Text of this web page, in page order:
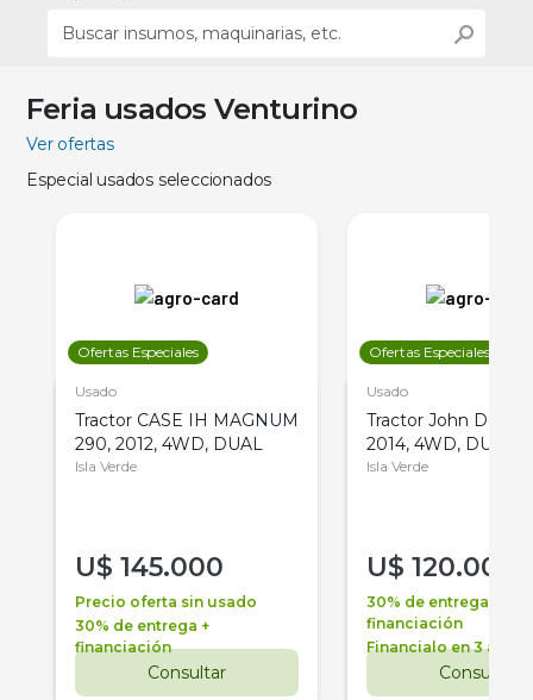
Feria usados Venturino
Ver ofertas
Especial usados seleccionados
Ofertas Especiales
Usado
Tractor CASE IH MAGNUM
290, 2012, 4WD, DUAL
Isla Verde
U$ 145.000
Precio oferta sin usado
30% de entrega +
financiación
Consultar
Ofertas Especiales
Usado
Tractor John Deere
2014, 4WD, DUAL
Isla Verde
U$ 120.000
30% de entrega +
financiación
Financialo en 3 años
Consultar